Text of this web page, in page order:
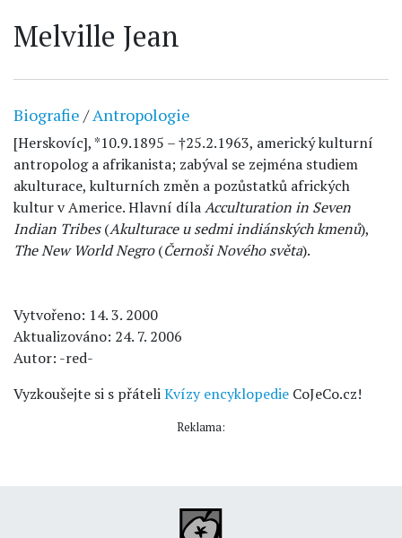
Melville Jean
Biografie /Antropologie
[Herskovíc], *10.9.1895 – †25.2.1963, americký kulturní
antropolog a afrikanista; zabýval se zejména studiem
akulturace, kulturních změn a pozůstatků afrických
kultur v Americe. Hlavní dílaAcculturation in Seven
Indian Tribes(Akulturace u sedmi indiánských kmenů),
The New World Negro(Černoši Nového světa).
Vytvořeno: 14. 3. 2000
Aktualizováno: 24. 7. 2006
Autor: -red-
Vyzkoušejte si s přáteliKvízy encyklopedie CoJeCo.cz!
Reklama: